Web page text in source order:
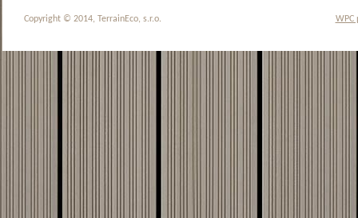
WPC
Copyright © 2014, TerrainEco, s.r.o.